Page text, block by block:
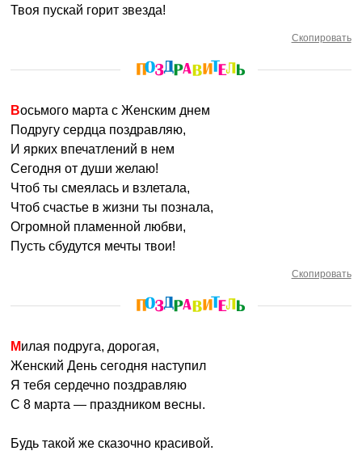
Твоя пускай горит звезда!
Скопировать
Восьмого марта с Женским днем
Подругу сердца поздравляю,
И ярких впечатлений в нем
Сегодня от души желаю!
Чтоб ты смеялась и взлетала,
Чтоб счастье в жизни ты познала,
Огромной пламенной любви,
Пусть сбудутся мечты твои!
Скопировать
Милая подруга, дорогая,
Женский День сегодня наступил
Я тебя сердечно поздравляю
С 8 марта — праздником весны.
Будь такой же сказочно красивой.